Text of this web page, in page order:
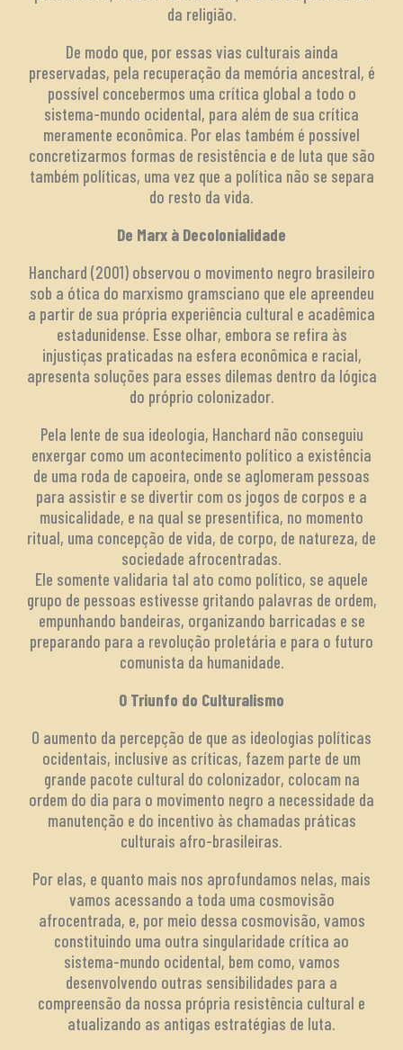
da religião.
De modo que, por essas vias culturais ainda
preservadas, pela recuperação da memória ancestral, é
possível concebermos uma crítica global a todo o
sistema-mundo ocidental, para além de sua crítica
meramente econômica. Por elas também é possível
concretizarmos formas de resistência e de luta que são
também políticas, uma vez que a política não se separa
do resto da vida.
De Marx à Decolonialidade
Hanchard (2001) observou o movimento negro brasileiro
sob a ótica do marxismo gramsciano que ele apreendeu
a partir de sua própria experiência cultural e acadêmica
estadunidense. Esse olhar, embora se refira às
injustiças praticadas na esfera econômica e racial,
apresenta soluções para esses dilemas dentro da lógica
do próprio colonizador.
Pela lente de sua ideologia, Hanchard não conseguiu
enxergar como um acontecimento político a existência
de uma roda de capoeira, onde se aglomeram pessoas
para assistir e se divertir com os jogos de corpos e a
musicalidade, e na qual se presentifica, no momento
ritual, uma concepção de vida, de corpo, de natureza, de
sociedade afrocentradas.
Ele somente validaria tal ato como político, se aquele
grupo de pessoas estivesse gritando palavras de ordem,
empunhando bandeiras, organizando barricadas e se
preparando para a revolução proletária e para o futuro
comunista da humanidade.
O Triunfo do Culturalismo
O aumento da percepção de que as ideologias políticas
ocidentais, inclusive as críticas, fazem parte de um
grande pacote cultural do colonizador, colocam na
ordem do dia para o movimento negro a necessidade da
manutenção e do incentivo às chamadas práticas
culturais afro-brasileiras.
Por elas, e quanto mais nos aprofundamos nelas, mais
vamos acessando a toda uma cosmovisão
afrocentrada, e, por meio dessa cosmovisão, vamos
constituindo uma outra singularidade crítica ao
sistema-mundo ocidental, bem como, vamos
desenvolvendo outras sensibilidades para a
compreensão da nossa própria resistência cultural e
atualizando as antigas estratégias de luta.